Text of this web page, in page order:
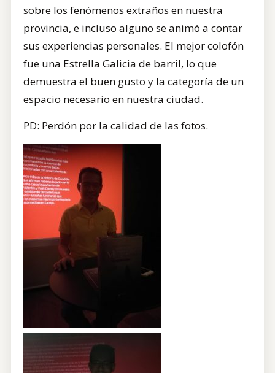
sobre los fenómenos extraños en nuestra
provincia, e incluso alguno se animó a contar
sus experiencias personales. El mejor colofón
fue una Estrella Galicia de barril, lo que
demuestra el buen gusto y la categoría de un
espacio necesario en nuestra ciudad.
PD: Perdón por la calidad de las fotos.